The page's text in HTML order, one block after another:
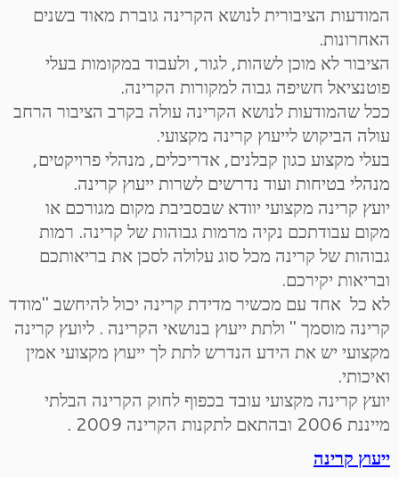
המודעות הציבורית לנושא הקרינה גוברת מאוד בשנים
האחרונות.
הציבור לא מוכן לשהות, לגור, ולעבוד במקומות בעלי
פוטנציאל חשיפה גבוה למקורות הקרינה.
ככל שהמודעות לנושא הקרינה עולה בקרב הציבור הרחב
עולה הביקוש לייעוץ קרינה מקצועי.
בעלי מקצוע כגון קבלנים, אדריכלים, מנהלי פרויקטים,
מנהלי בטיחות ועוד נדרשים לשרות ייעוץ קרינה.
יועץ קרינה מקצועי יוודא שבסביבת מקום מגורכם או
מקום עבודתכם נקיה מרמות גבוהות של קרינה. רמות
גבוהות של קרינה מכל סוג עלולה לסכן את בריאותכם
ובריאות יקירכם.
לא כל אחד עם מכשיר מדידת קרינה יכול להיחשב "מודד
קרינה מוסמך " ולתת ייעוץ בנושאי הקרינה . ליועץ קרינה
מקצועי יש את הידע הנדרש לתת לך ייעוץ מקצועי אמין
ואיכותי.
יועץ קרינה מקצועי עובד בכפוף לחוק הקרינה הבלתי
מייננת 2006 ובהתאם לתקנות הקרינה 2009 .
ייעוץ קרינה